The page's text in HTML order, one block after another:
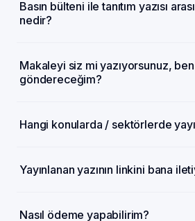
Basın bülteni ile tanıtım yazısı
nedir?
Makaleyi siz mi yazıyorsunuz,
göndereceğim?
Hangi konularda / sektörlerde
Yayınlanan yazının linkini bana
Nasıl ödeme yapabilirim?